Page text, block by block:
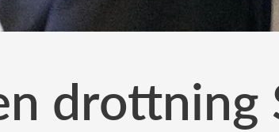
drottning